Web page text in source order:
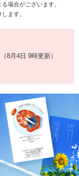
場合がございます。
ます。
8月4日 9時更新）